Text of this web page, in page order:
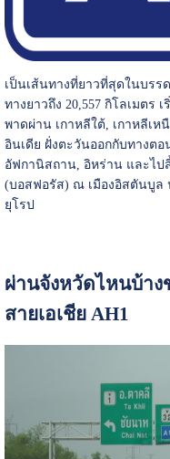
เป็นเส้นทางที่ยาวที่สุดในบรร
ทางยาวถึง 20,557 กิโลเมตร
พาดผ่าน เกาหลีใต้, เกาหลีเห
อินเดีย ฝั่งตะวันออกกับทางตอ
อัฟกานิสถาน, อิหร่าน และไป
(บอสฟอรัส) ณ เมืองอิสตันบูล
ยุโรป
ผ่านจังหวัดไหนบ้าง
สายเอเชีย AH1